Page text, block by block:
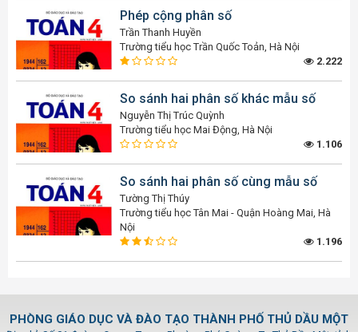
Phép cộng phân số
Trần Thanh Huyền
Trường tiểu học Trần Quốc Toản, Hà Nội
2.222
So sánh hai phân số khác mẫu số
Nguyễn Thị Trúc Quỳnh
Trường tiểu học Mai Động, Hà Nội
1.106
So sánh hai phân số cùng mẫu số
Tường Thị Thúy
Trường tiểu học Tân Mai - Quận Hoàng Mai, Hà
Nội
1.196
PHÒNG GIÁO DỤC VÀ ĐÀO TẠO THÀNH PHỐ THỦ DẦU MỘT